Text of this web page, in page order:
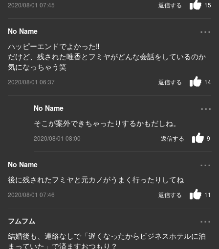
2020/08/01 07:45 15
返信する
No Name ...
ハッピーエンドでよかった‼️
だけど、残された唯香とフミヤがどんな会話をしているのか
気になっちゃう笑
2020/08/01 06:37 14
返信する
No Name ...
そこが案外できちゃったりするかもだしね。
2020/08/01 08:00 9
返信する
No Name ...
後に残されたフミヤと元カノがうまく行ったりしてね
2020/08/01 07:46 11
返信する
フムフム ...
結婚後も、連絡なしで「遅くなったからビジネスホテルに泊
まっていた」で済ますおつもり？